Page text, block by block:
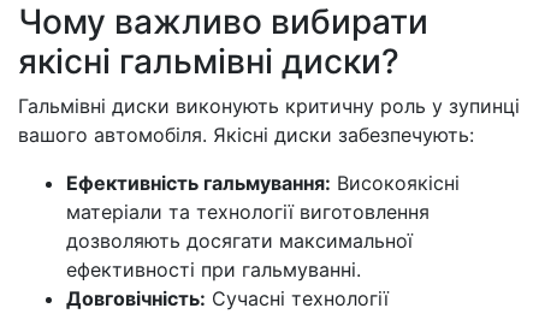
Чому важливо вибирати
якісні гальмівні диски?
Гальмівні диски виконують критичну роль у зупинці
вашого автомобіля. Якісні диски забезпечують:
Ефективність гальмування: Високоякісні
матеріали та технології виготовлення
дозволяють досягати максимальної
ефективності при гальмуванні.
Довговічність: Сучасні технології